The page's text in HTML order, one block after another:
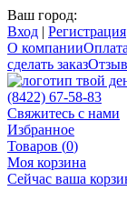
Ваш город:
Вход | Регистрация
О компании
сделать заказ
(8422) 67-58-83
Свяжитесь с нами
Избранное
Товаров (0)
Моя корзина
Сейчас ваша